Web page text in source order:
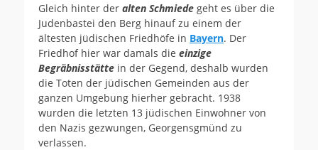
Gleich hinter der alten Schmiede geht es über die
Judenbastei den Berg hinauf zu einem der
ältesten jüdischen Friedhöfe in Bayern. Der
Friedhof hier war damals die einzige
Begräbnisstätte in der Gegend, deshalb wurden
die Toten der jüdischen Gemeinden aus der
ganzen Umgebung hierher gebracht. 1938
wurden die letzten 13 jüdischen Einwohner von
den Nazis gezwungen, Georgensgmünd zu
verlassen.